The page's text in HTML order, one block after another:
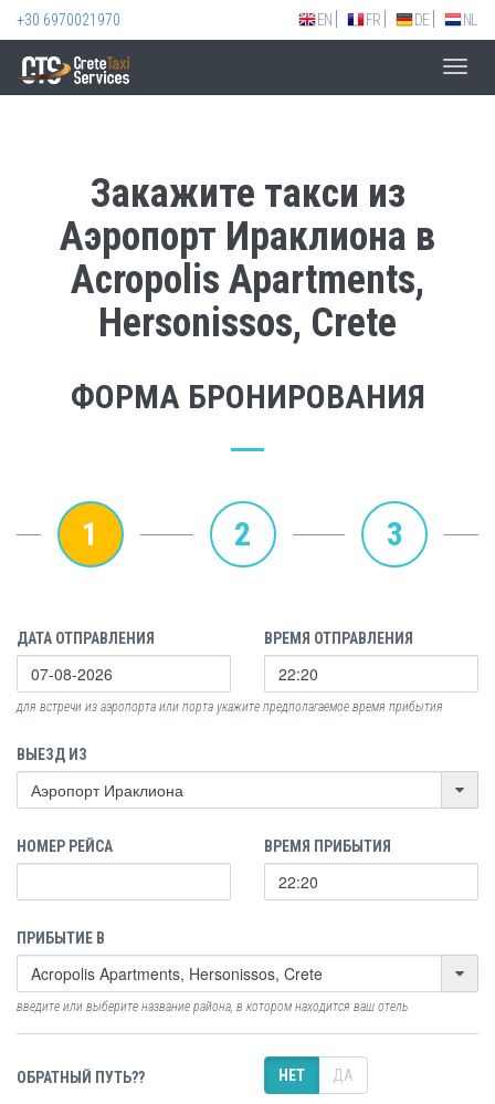
+30 6970021970 EN FR DE NL
Закажите такси из
Аэропорт Ираклиона в
Acropolis Apartments,
Hersonissos, Crete
ФОРМА БРОНИРОВАНИЯ
1 2 3
ДАТА ОТПРАВЛЕНИЯ ВРЕМЯ ОТПРАВЛЕНИЯ
для встречи из аэропорта или порта укажите предполагаемое время прибытия
ВЫЕЗД ИЗ
НОМЕР РЕЙСА ВРЕМЯ ПРИБЫТИЯ
ПРИБЫТИЕ В
введите или выберите название района, в котором находится ваш отель
ОБРАТНЫЙ ПУТЬ?? НЕТ ДА